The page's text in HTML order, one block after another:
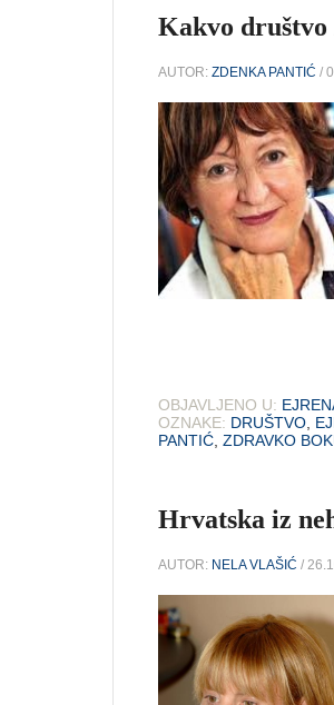
Kakvo društvo
AUTOR: ZDENKA PANTIĆ /
OBJAVLJENO U:
OZNAKE: DRUŠTVO
PANTIĆ ZDRAVKO
Hrvatska iz
AUTOR: NELA VLAŠIĆ /